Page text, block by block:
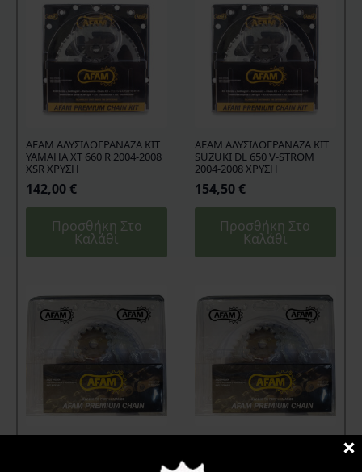
AFAM ΑΛΥΣΙΔΟΓΡΑΝΑΖΑ ΚΙΤ
YAMAHA XT 660 R 2004-2008
XSR ΧΡΥΣΗ
142,00€
Προσθήκη Στο
Καλάθι
AFAM ΑΛΥΣΙΔΟΓΡΑΝΑΖΑ KIT
SUZUKI DL 650 V-STROM
2004-2008 ΧΡΥΣΗ
154,50€
Προσθήκη Στο
Καλάθι
G ΧΡΥΣΗ